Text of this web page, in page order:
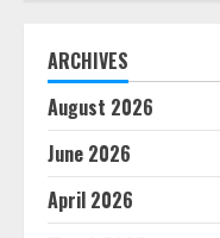
ARCHIVES
August 2026
June 2026
April 2026